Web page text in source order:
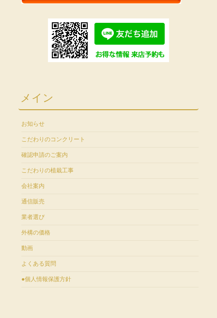
メイン
お知らせ
こだわりのコンクリート
確認申請のご案内
こだわりの植栽工事
会社案内
通信販売
業者選び
外構の価格
動画
よくある質問
●個人情報保護方針